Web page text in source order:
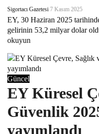
Sigortacı Gazetesi 7 Kasım 2025
EY, 30 Haziran 2025
gelirinin 53,2 milyar dolar
okuyun
Güncel
EY Küresel
Güvenlik
yayımlandı